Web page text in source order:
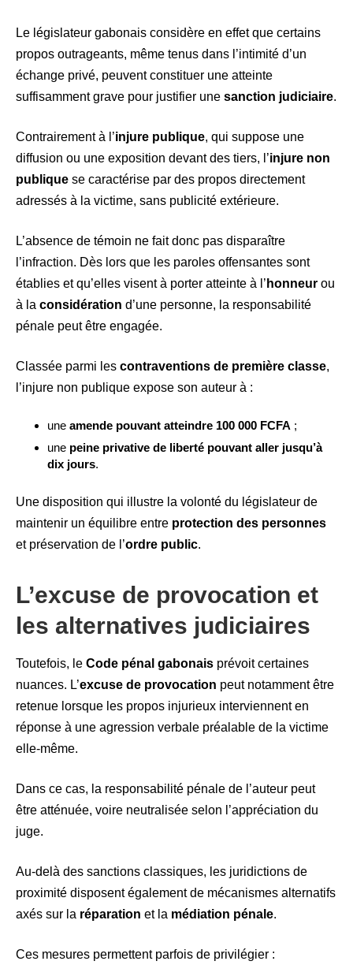
Le législateur gabonais considère en effet que certains
propos outrageants, même tenus dans l’intimité d’un
échange privé, peuvent constituer une atteinte
suffisamment grave pour justifier une sanction judiciaire.
Contrairement à l’injure publique, qui suppose une
diffusion ou une exposition devant des tiers, l’injure non
publique se caractérise par des propos directement
adressés à la victime, sans publicité extérieure.
L’absence de témoin ne fait donc pas disparaître
l’infraction. Dès lors que les paroles offensantes sont
établies et qu’elles visent à porter atteinte à l’ honneur ou
à la considération d’une personne, la responsabilité
pénale peut être engagée.
Classée parmi les contraventions de première classe,
l’injure non publique expose son auteur à :
une amende pouvant atteindre 100 000 FCFA ;
une peine privative de liberté pouvant aller jusqu’à
dix jours.
Une disposition qui illustre la volonté du législateur de
maintenir un équilibre entre protection des personnes
et préservation de l’ordre public.
L’excuse de provocation et
les alternatives judiciaires
Toutefois, le Code pénal gabonais prévoit certaines
nuances. L’excuse de provocation peut notamment être
retenue lorsque les propos injurieux interviennent en
réponse à une agression verbale préalable de la victime
elle-même.
Dans ce cas, la responsabilité pénale de l’auteur peut
être atténuée, voire neutralisée selon l’appréciation du
juge.
Au-delà des sanctions classiques, les juridictions de
proximité disposent également de mécanismes alternatifs
axés sur la réparation et la médiation pénale.
Ces mesures permettent parfois de privilégier :